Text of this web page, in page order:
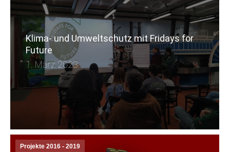
Klima- und Umweltschutz mit Fridays for
Future
1. März 2023
Projekte 2016 - 2019